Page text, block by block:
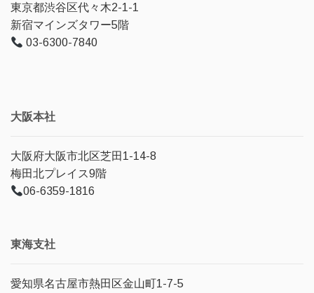
東京都渋谷区代々木2-1-1
新宿マインズタワー5階
03-6300-7840
大阪本社
大阪府大阪市北区芝田1-14-8
梅田北プレイス9階
06-6359-1816
東海支社
愛知県名古屋市熱田区金山町1-7-5